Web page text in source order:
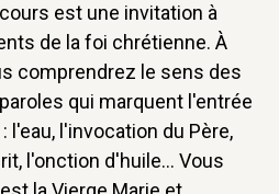
est une invitation à
de la foi chrétienne. À
comprendrez le sens des
qui marquent l'entrée
l'eau, l'invocation du Père,
l'onction d'huile... Vous